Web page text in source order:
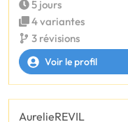
5 jours
4 variantes
3 révisions
Voir le profil
AurelieREVIL